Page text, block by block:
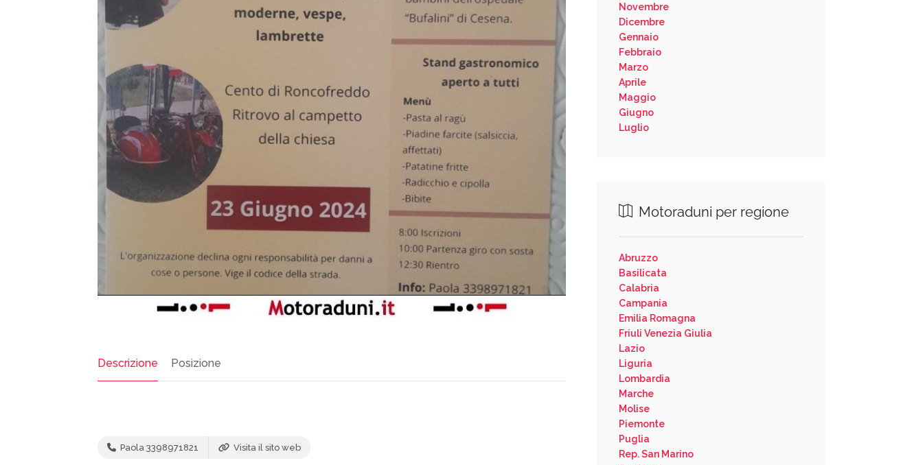
Descrizione Posizione
Paola 3398971821 Visita il sito web
Novembre
Dicembre
Gennaio
Febbraio
Marzo
Aprile
Maggio
Giugno
Luglio
Motoraduni per regione
Abruzzo
Basilicata
Calabria
Campania
Emilia Romagna
Friuli Venezia Giulia
Lazio
Liguria
Lombardia
Marche
Molise
Piemonte
Puglia
Rep. San Marino